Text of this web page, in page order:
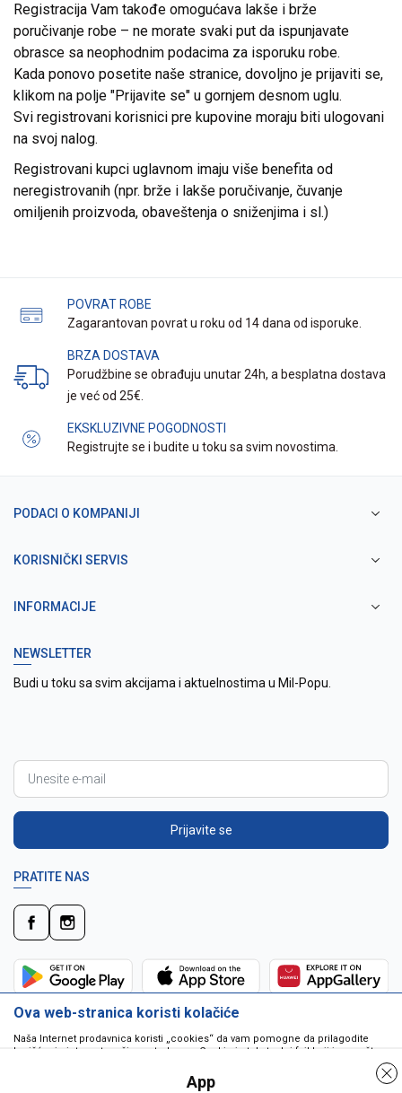
Registracija Vam takođe omogućava lakše i brže
poručivanje robe – ne morate svaki put da ispunjavate
obrasce sa neophodnim podacima za isporuku robe.
Kada ponovo posetite naše stranice, dovoljno je prijaviti se,
klikom na polje "Prijavite se" u gornjem desnom uglu.
Svi registrovani korisnici pre kupovine moraju biti ulogovani
na svoj nalog.
Registrovani kupci uglavnom imaju više benefita od
neregistrovanih (npr. brže i lakše poručivanje, čuvanje
omiljenih proizvoda, obaveštenja o sniženjima i sl.)
POVRAT ROBE
Zagarantovan povrat u roku od 14 dana od isporuke.
BRZA DOSTAVA
Porudžbine se obrađuju unutar 24h, a besplatna dostava
je već od 25€.
EKSKLUZIVNE POGODNOSTI
Registrujte se i budite u toku sa svim novostima.
PODACI O KOMPANIJI
KORISNIČKI SERVIS
INFORMACIJE
NEWSLETTER
Budi u toku sa svim akcijama i aktuelnostima u Mil-Popu.
Prijavite se
PRATITE NAS
Ova web-stranica koristi kolačiće
Naša Internet prodavnica koristi „cookies“ da vam pomogne da prilagodite
korišćenje interneta vašim potrebama. Cookie je tekstualni fajl koji je smešten
da pokrenu program ili da isporuče virus vašem računaru. Cookie-i su
jedinstveno dodeljeni vama, i jedino mogu biti pročitani od strane web servera
App